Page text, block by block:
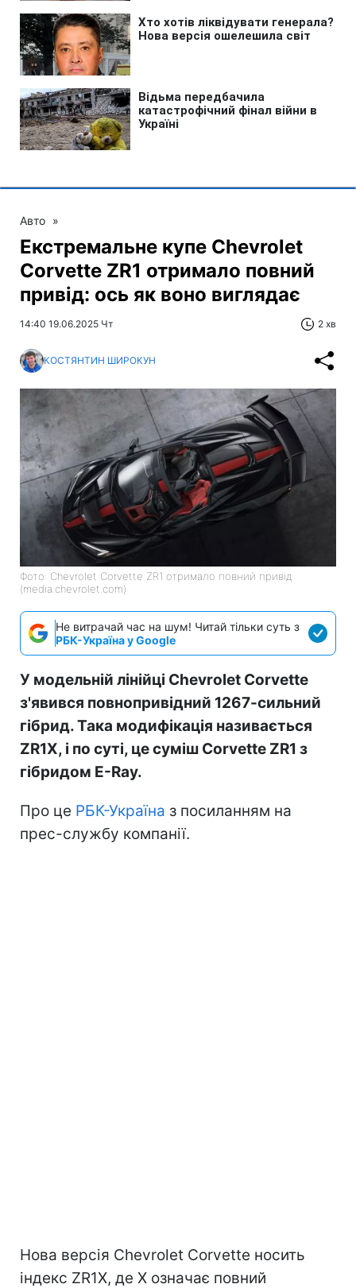
Авто »
Екстремальне купе Chevrolet
Corvette ZR1 отримало повний
привід: ось як воно виглядає
14:40 19.06.2025 Чт 2 хв
КОСТЯНТИН ШИРОКУН
Фото: Chevrolet Corvette ZR1 отримало повний привід
(media.chevrolet.com)
Не витрачай час на шум! Читай тільки суть з
РБК-Україна у Google
У модельній лінійці Chevrolet Corvette
з'явився повнопривідний 1267-сильний
гібрид. Така модифікація називається
ZR1X, і по суті, це суміш Corvette ZR1 з
гібридом E-Ray.
Про це РБК-Україна з посиланням на
прес-службу компанії.
Нова версія Chevrolet Corvette носить
індекс ZR1X, де X означає повний